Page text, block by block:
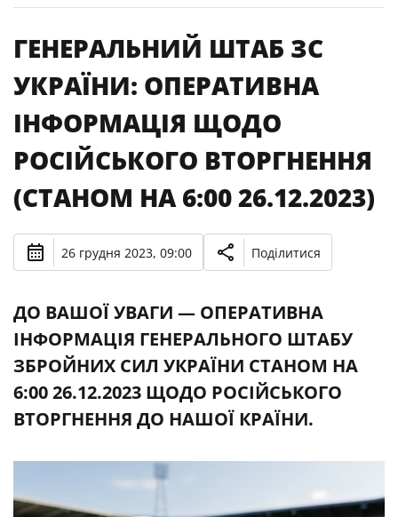
ГЕНЕРАЛЬНИЙ ШТАБ ЗС
УКРАЇНИ: ОПЕРАТИВНА
ІНФОРМАЦІЯ ЩОДО
РОСІЙСЬКОГО ВТОРГНЕННЯ
(СТАНОМ НА 6:00 26.12.2023)
26 грудня 2023, 09:00 Поділитися
ДО ВАШОЇ УВАГИ — ОПЕРАТИВНА
ІНФОРМАЦІЯ ГЕНЕРАЛЬНОГО ШТАБУ
ЗБРОЙНИХ СИЛ УКРАЇНИ СТАНОМ НА
6:00 26.12.2023 ЩОДО РОСІЙСЬКОГО
ВТОРГНЕННЯ ДО НАШОЇ КРАЇНИ.